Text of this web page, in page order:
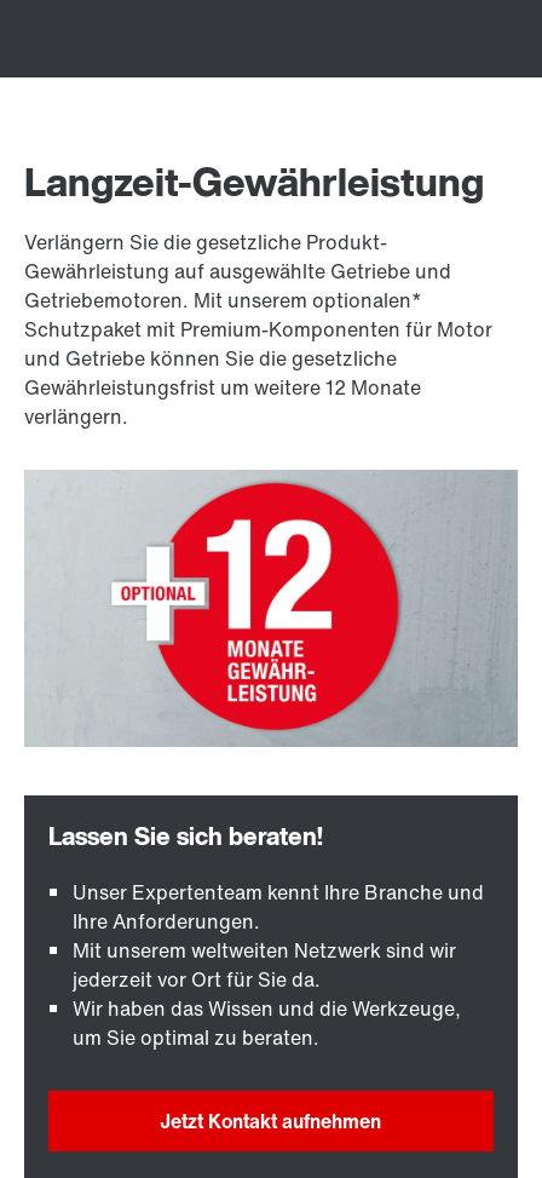
Langzeit-Gewährleistung
Verlängern Sie die gesetzliche Produkt-
Gewährleistung auf ausgewählte Getriebe und
Getriebemotoren. Mit unserem optionalen*
Schutzpaket mit Premium-Komponenten für Motor
und Getriebe können Sie die gesetzliche
Gewährleistungsfrist um weitere 12 Monate
verlängern.
Unser Expertenteam kennt Ihre Branche und
Ihre Anforderungen.
Mit unserem weltweiten Netzwerk sind wir
jederzeit vor Ort für Sie da.
Wir haben das Wissen und die Werkzeuge,
um Sie optimal zu beraten.
Jetzt Kontakt aufnehmen